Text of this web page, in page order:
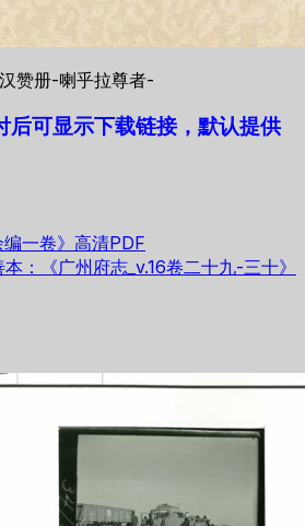
赞册-喇乎拉尊者-
后可显示下载链接，默认提供
编一卷》高清PDF
：《广州府志_v.16卷二十九-三十》